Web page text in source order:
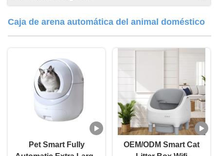
Caja de arena automática del animal doméstico
Pet Smart Fully
OEM/ODM Smart Cat